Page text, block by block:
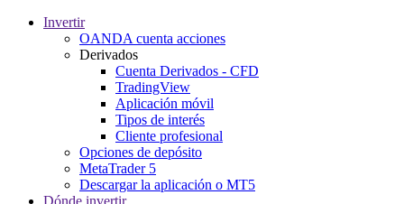
Invertir
OANDA cuenta acciones
Derivados
Cuenta Derivados - CFD
TradingView
Aplicación móvil
Tipos de interés
Cliente profesional
Opciones de depósito
MetaTrader 5
Descargar la aplicación o MT5
Dónde invertir